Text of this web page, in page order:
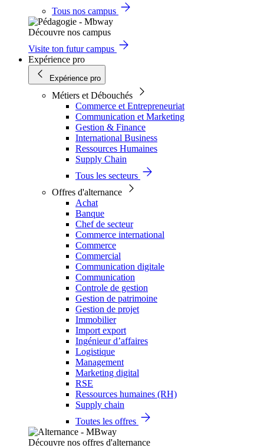
Tous nos campus
Découvre nos campus
Visite ton futur campus
Expérience pro
Expérience pro
Métiers et Débouchés
Commerce et Entrepreneuriat
Communication et Marketing
Gestion & Finance
International Business
Ressources Humaines
Supply Chain
Tous les secteurs
Offres d'alternance
Achat
Banque
Chef de secteur
Commerce international
Commerce
Commercial
Communication digitale
Communication
Controle de gestion
Gestion de patrimoine
Gestion de projet
Immobilier
Import export
Ingénieur d’affaires
Logistique
Management
Marketing digital
RSE
Ressources humaines (RH)
Supply chain
Toutes les offres
Découvre nos offres d'alternance